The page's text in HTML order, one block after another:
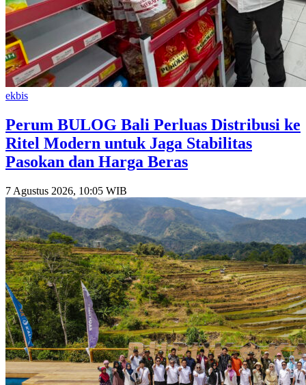
ekbis
Perum BULOG Bali Perluas Distribusi ke
Ritel Modern untuk Jaga Stabilitas
Pasokan dan Harga Beras
7 Agustus 2026, 10:05 WIB